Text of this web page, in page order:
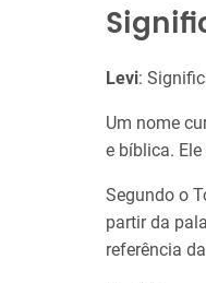
Levi:
Um nome
e bíblica.
Segundo o
partir da
referência